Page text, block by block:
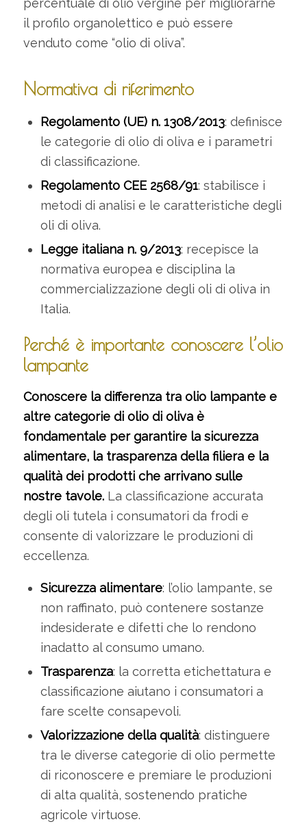
percentuale di olio vergine per migliorarne
il profilo organolettico e può essere
venduto come “olio di oliva”.
Normativa di riferimento
Regolamento (UE) n. 1308/2013: definisce
le categorie di olio di oliva e i parametri
di classificazione.
Regolamento CEE 2568/91: stabilisce i
metodi di analisi e le caratteristiche degli
oli di oliva.
Legge italiana n. 9/2013: recepisce la
normativa europea e disciplina la
commercializzazione degli oli di oliva in
Italia.
Perché è importante conoscere l’olio
lampante
Conoscere la differenza tra olio lampante e
altre categorie di olio di oliva è
fondamentale per garantire la sicurezza
alimentare, la trasparenza della filiera e la
qualità dei prodotti che arrivano sulle
nostre tavole.La classificazione accurata
degli oli tutela i consumatori da frodi e
consente di valorizzare le produzioni di
eccellenza.
Sicurezza alimentare: l’olio lampante, se
non raffinato, può contenere sostanze
indesiderate e difetti che lo rendono
inadatto al consumo umano.
Trasparenza: la corretta etichettatura e
classificazione aiutano i consumatori a
fare scelte consapevoli.
Valorizzazione della qualità: distinguere
tra le diverse categorie di olio permette
di riconoscere e premiare le produzioni
di alta qualità, sostenendo pratiche
agricole virtuose.